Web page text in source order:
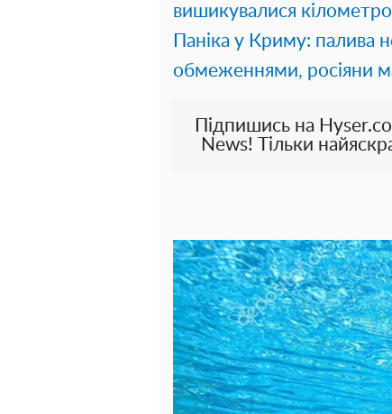
вишикувалися
Паніка у Криму: палива
обмеженнями, росіяни
Підпишись на
News! Тільки